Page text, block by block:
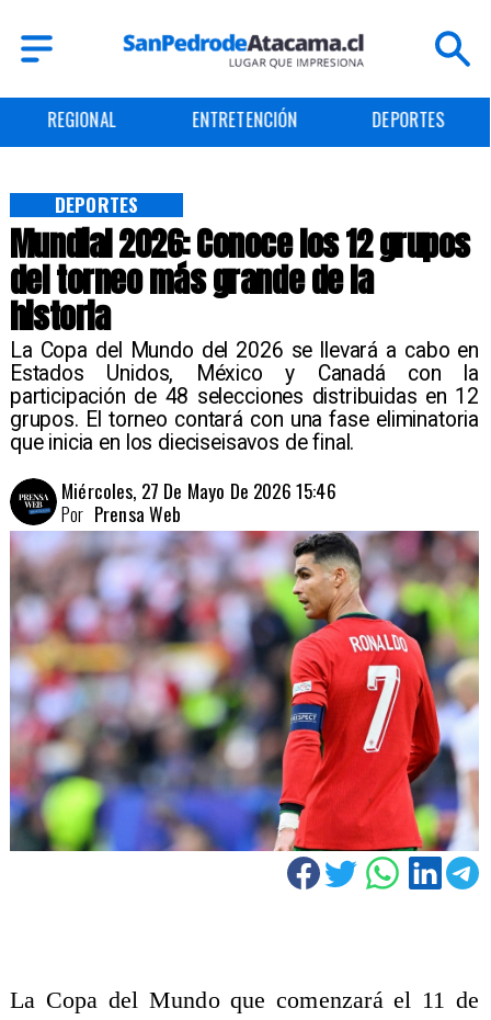
REGIONAL ENTRETENCIÓN DEPORTES
Mundial 2026: Conoce los 12 grupos
del torneo más grande de la
historia
La Copa del Mundo del 2026 se llevará a cabo en
Estados Unidos, México y Canadá con la
participación de 48 selecciones distribuidas en 12
grupos. El torneo contará con una fase eliminatoria
que inicia en los dieciseisavos de final.
DEPORTES
Miércoles, 27 De Mayo De 2026 15:46
Prensa Web
Por
La Copa del Mundo que comenzará el 11 de